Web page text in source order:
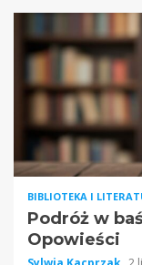
BIBLIOTEKA I
Podróż w
Opowieści